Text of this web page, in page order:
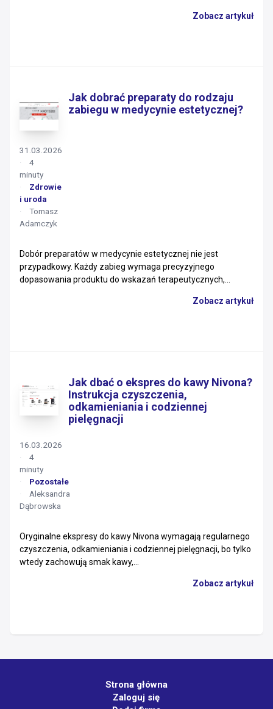
Zobacz artykuł
Jak dobrać preparaty do rodzaju
zabiegu w medycynie estetycznej?
Dobór preparatów w medycynie estetycznej nie jest
przypadkowy. Każdy zabieg wymaga precyzyjnego
dopasowania produktu do wskazań terapeutycznych,...
Zobacz artykuł
31.03.2026
4
minuty
Zdrowie
i uroda
Tomasz
Adamczyk
Jak dbać o ekspres do kawy Nivona?
Instrukcja czyszczenia,
odkamieniania i codziennej
pielęgnacji
Oryginalne ekspresy do kawy Nivona wymagają regularnego
czyszczenia, odkamieniania i codziennej pielęgnacji, bo tylko
wtedy zachowują smak kawy,...
Zobacz artykuł
16.03.2026
4
minuty
Pozostałe
Aleksandra
Dąbrowska
Strona główna
Zaloguj się